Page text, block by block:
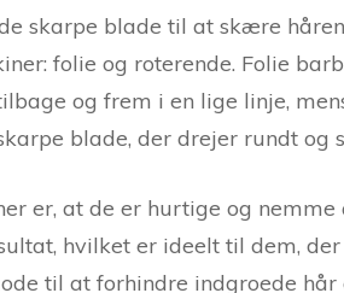
skarpe blade til at skære
folie og roterende. Folie
og frem i en lige linje,
blade, der drejer rundt og
er, at de er hurtige og nemme
hvilket er ideelt til dem, der
til at forhindre indgroede hår